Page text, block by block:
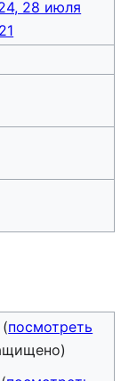
28 июля
(посмотреть